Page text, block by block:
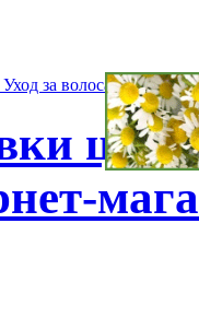
за волосами Маски